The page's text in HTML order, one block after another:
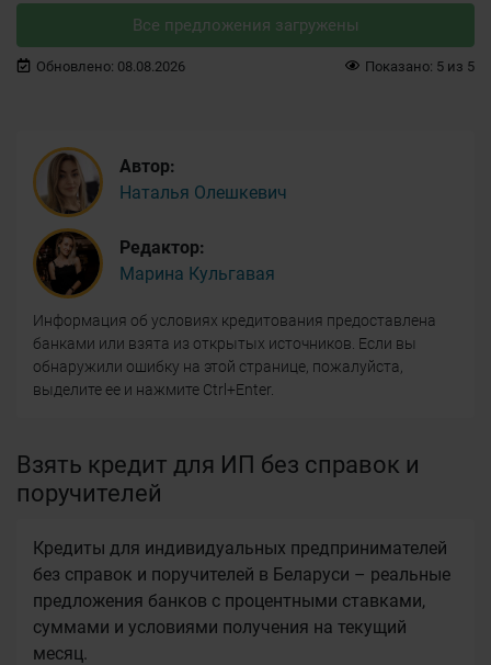
Все предложения загружены
Обновлено: 08.08.2026 Показано: 5 из 5
Автор:
Наталья Олешкевич
Редактор:
Марина Кульгавая
Информация об условиях кредитования предоставлена
банками или взята из открытых источников. Если вы
обнаружили ошибку на этой странице, пожалуйста,
выделите ее и нажмите Ctrl+Enter.
Взять кредит для ИП без справок и
поручителей
Кредиты для индивидуальных предпринимателей
без справок и поручителей в Беларуси – реальные
предложения банков с процентными ставками,
суммами и условиями получения на текущий
месяц.